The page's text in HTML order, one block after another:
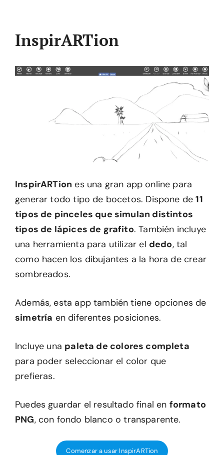
InspirARTion
InspirARTion es una gran app online para
generar todo tipo de bocetos. Dispone de11
tipos de pinceles que simulan distintos
tipos de lápices de grafito. También incluye
una herramienta para utilizar el dedo, tal
como hacen los dibujantes a la hora de crear
sombreados.
Además, esta app también tiene opciones de
simetría en diferentes posiciones.
Incluye una paleta de colores completa
para poder seleccionar el color que
prefieras.
Puedes guardar el resultado final en formato
PNG, con fondo blanco o transparente.
Comenzar a usar InspirARTion